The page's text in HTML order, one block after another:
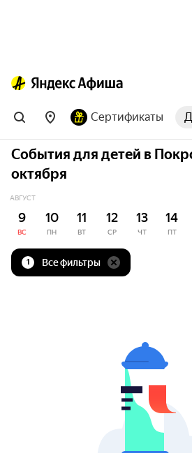
Сертификаты
События для детей в
октября
АВГУСТ
9
ВС
10
ПН
11
ВТ
12
СР
13
ЧТ
14
ПТ
1 Все фильтры